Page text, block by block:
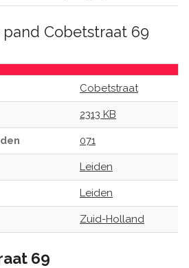
Cobetstraat 69
Cobetstraat
2313 KB
071
Leiden
Leiden
Zuid-Holland
69